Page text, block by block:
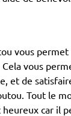
vous
Cela vous
et de
Tout le
car il